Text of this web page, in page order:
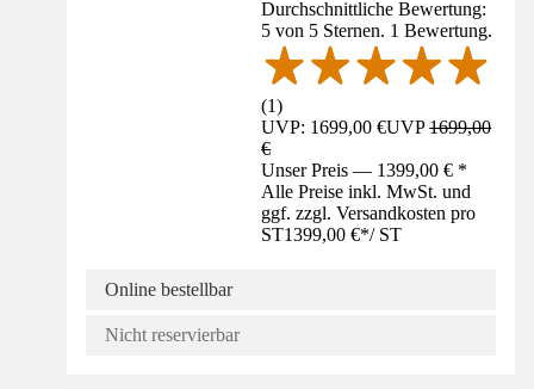
Durchschnittliche Bewertung:
5 von 5 Sternen. 1 Bewertung.
(1)
UVP: 1699,00 €UVP1699,00
€
Unser Preis — 1399,00 € *
Alle Preise inkl. MwSt. und
ggf. zzgl. Versandkosten pro
ST1399,00 €*/ ST
Online bestellbar
Nicht reservierbar